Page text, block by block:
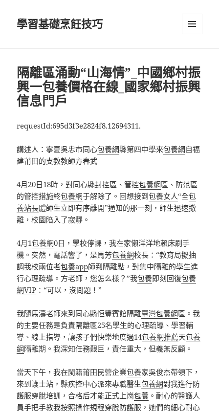
學習基礎烹飪技巧
隔離區涌動“山海情”_中國鄉村振
興一包養價格在線_國家鄉村振興
信息門戶
requestId:695d3f3e2824f8.12694311.
講述人：寧夏吳忠市同心包養網縣第四中學來包養網自福
建莆田的支教教師方春武
4月20日18時，對同心縣封控區、管控包養網區、防范區
的管控措施終包養網于解除了。回想接到包養女人“全包
養站長體師生立即有序離開”通知的那一刻，師生迅速撤
離，校園陷入了寂靜。
4月1包養網0日，學校停課，我在家懶洋洋地賴床刷手
機。突然，電話響了，是馬芳包養網校長：“教育局擬抽
調我校兩位老包養app師到隔離點，對集中隔離的學生進
行心理疏導。方老師，您怎么樣？”我包養即刻回復包養
網VIP ：“可以，沒問題！”
我隨馬濤老師來到同心縣恒豐賓館隔離臺灣包養網區。我
的主要任務是負責隔離區25名學生的心理疏導、學習輔
導、線上指導，讓孩子們快樂地度過14包養網推薦天包養
網隔離期。我深知任務艱巨，責任重大，但義無反顧。
當天下午，我在閩籍莆田民營企業包養家吳俊杰帶領下，
來到護士站，縣疾控中心派來專職醫生包養網對我進行防
護服穿脫培訓，合格后才能正式上崗包養 。耐心的醫護人
員手把手教我按照操作規程穿脫防護服，她們的細心耐心